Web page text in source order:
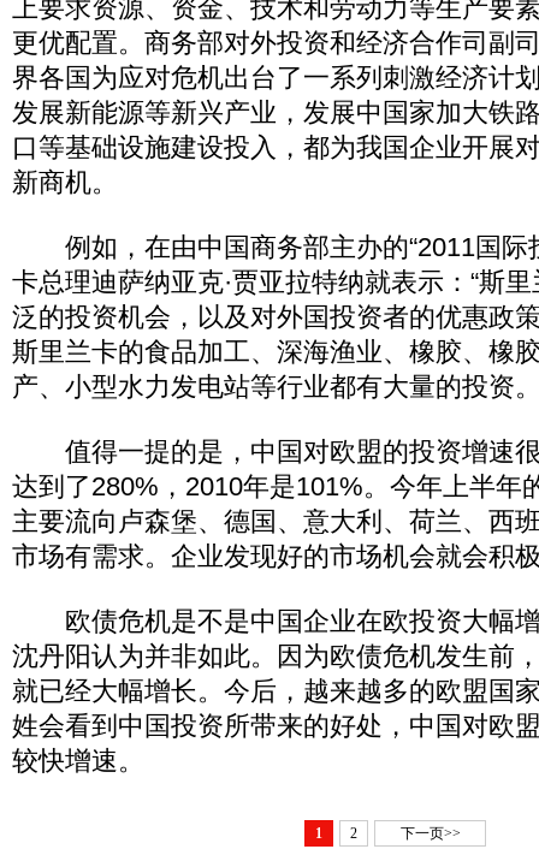
上要求资源、资金、技术和劳动力等生产要
更优配置。商务部对外投资和经济合作司副
界各国为应对危机出台了一系列刺激经济计
发展新能源等新兴产业，发展中国家加大铁
口等基础设施建设投入，都为我国企业开展
新商机。
例如，在由中国商务部主办的“2011国际
卡总理迪萨纳亚克·贾亚拉特纳就表示：“斯
泛的投资机会，以及对外国投资者的优惠政
斯里兰卡的食品加工、深海渔业、橡胶、橡
产、小型水力发电站等行业都有大量的投资
值得一提的是，中国对欧盟的投资增速
达到了280%，2010年是101%。今年上半年
主要流向卢森堡、德国、意大利、荷兰、西
市场有需求。企业发现好的市场机会就会积
欧债危机是不是中国企业在欧投资大幅
沈丹阳认为并非如此。因为欧债危机发生前
就已经大幅增长。今后，越来越多的欧盟国
姓会看到中国投资所带来的好处，中国对欧
较快增速。
1 2 下一页>>